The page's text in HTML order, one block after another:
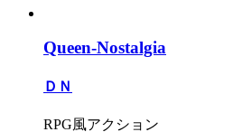
Queen-Nostalgia
ＤＮ
RPG風アクション